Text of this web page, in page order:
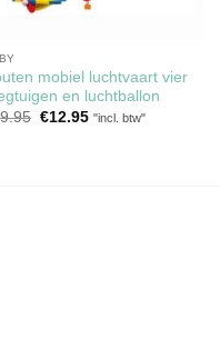
mobiel luchtvaart vier
en luchtballon
Oorspronkelijke
€12.95Huidige
"incl. btw"